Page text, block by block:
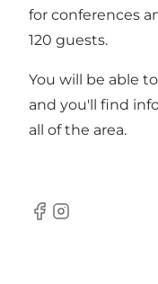
for conferences
120 guests.
You will be able
and you'll find
all of the area.
Facebook
Instagram